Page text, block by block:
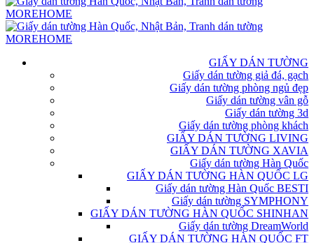
GIẤY DÁN TƯỜNG
Giấy dán tường giả đá, gạch
Giấy dán tường phòng ngủ đẹp
Giấy dán tường vân gỗ
Giấy dán tường 3d
Giấy dán tường phòng khách
GIẤY DÁN TƯỜNG LIVING
GIẤY DÁN TƯỜNG XAVIA
Giấy dán tường Hàn Quốc
GIẤY DÁN TƯỜNG HÀN QUỐC LG
Giấy dán tường Hàn Quốc BESTI
Giấy dán tường SYMPHONY
GIẤY DÁN TƯỜNG HÀN QUỐC SHINHAN
Giấy dán tường DreamWorld
GIẤY DÁN TƯỜNG HÀN QUỐC FT